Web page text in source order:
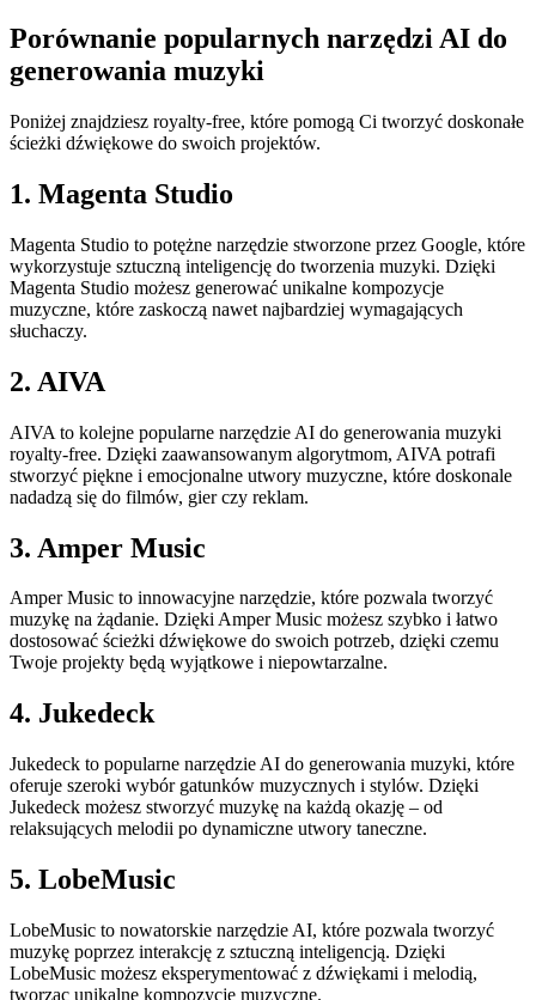
Porównanie popularnych narzędzi AI do
generowania muzyki
Poniżej znajdziesz royalty-free, które pomogą Ci tworzyć doskonałe
ścieżki dźwiękowe do swoich projektów.
1. Magenta Studio
Magenta Studio to potężne narzędzie stworzone przez Google, które
wykorzystuje sztuczną inteligencję do tworzenia muzyki. Dzięki
Magenta Studio możesz generować unikalne kompozycje
muzyczne, które zaskoczą nawet najbardziej wymagających
słuchaczy.
2. AIVA
AIVA to kolejne popularne narzędzie AI do generowania muzyki
royalty-free. Dzięki zaawansowanym algorytmom, AIVA potrafi
stworzyć piękne i emocjonalne utwory muzyczne, które doskonale
nadadzą się do filmów, gier czy reklam.
3. Amper Music
Amper Music to innowacyjne narzędzie, które pozwala tworzyć
muzykę na żądanie. Dzięki Amper Music możesz szybko i łatwo
dostosować ścieżki dźwiękowe do swoich potrzeb, dzięki czemu
Twoje projekty będą wyjątkowe i niepowtarzalne.
4. Jukedeck
Jukedeck to popularne narzędzie AI do generowania muzyki, które
oferuje szeroki wybór gatunków muzycznych i stylów. Dzięki
Jukedeck możesz stworzyć muzykę na każdą okazję – od
relaksujących melodii po dynamiczne utwory taneczne.
5. LobeMusic
LobeMusic to nowatorskie narzędzie AI, które pozwala tworzyć
muzykę poprzez interakcję z sztuczną inteligencją. Dzięki
LobeMusic możesz eksperymentować z dźwiękami i melodią,
tworząc unikalne kompozycje muzyczne.